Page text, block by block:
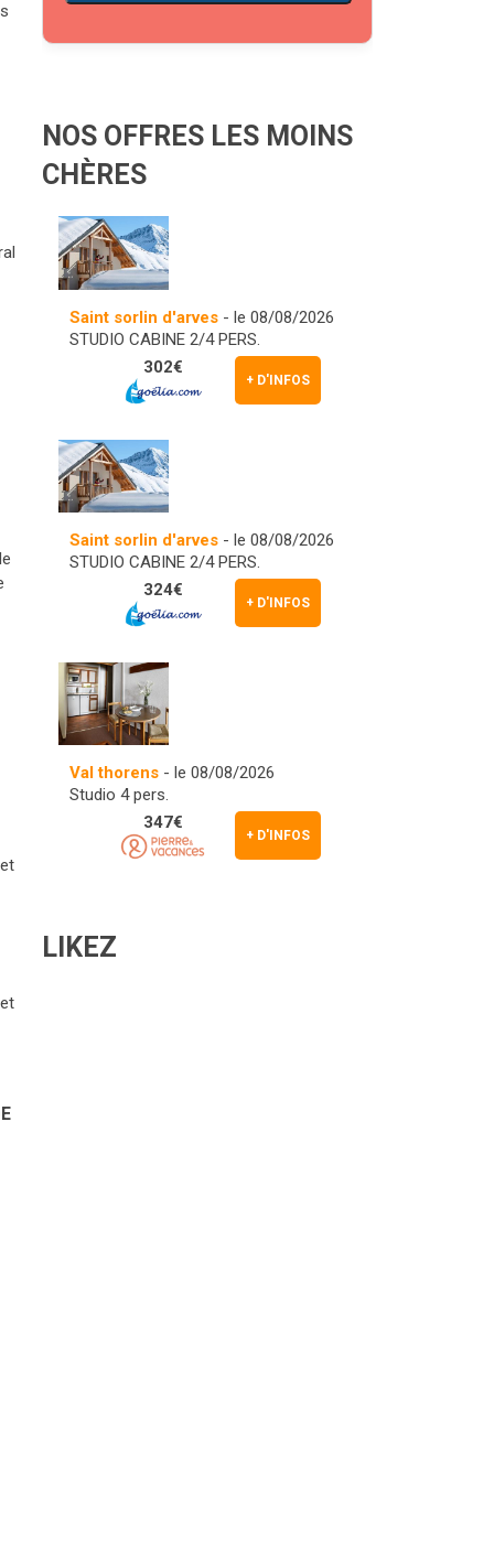
NOS OFFRES LES MOINS
CHÈRES
Saint sorlin d'arves - le 08/08/2026
STUDIO CABINE 2/4 PERS.
+ D'INFOS
302€
Saint sorlin d'arves - le 08/08/2026
STUDIO CABINE 2/4 PERS.
+ D'INFOS
324€
Val thorens - le 08/08/2026
Studio 4 pers.
+ D'INFOS
347€
LIKEZ